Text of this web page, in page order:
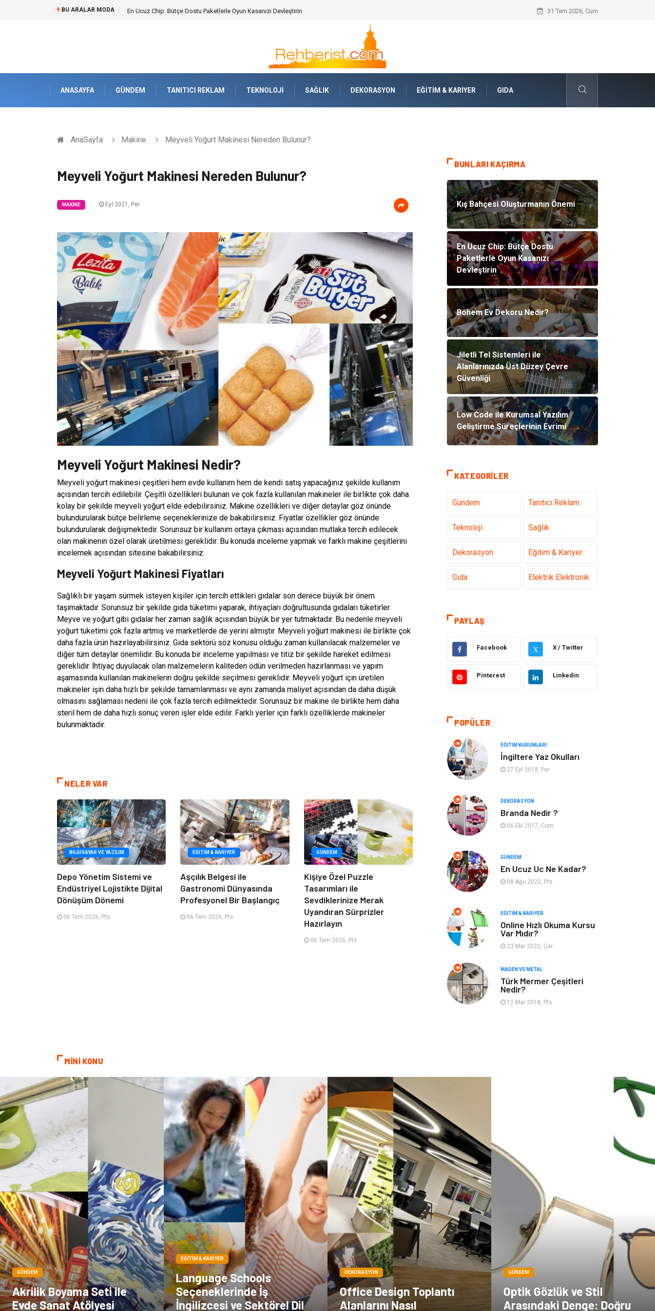
BU ARALAR MODA Bohem Ev Dekoru Nedir? Jiletli Tel Sistemleri ile Alanlarınızda
31 Tem 2026, Cum
ANASAYFA GÜNDEM TANITICI REKLAM TEKNOLOJI SAĞLIK DEKORASYON EĞITIM & KARIYER GIDA
AnaSayfa Makine Meyveli Yoğurt Makinesi Nereden Bulunur?
Meyveli Yoğurt Makinesi Nereden Bulunur?
MAKINE Eyl 2021, Per
Meyveli Yoğurt Makinesi Nedir?
Meyveli yoğurt makinesi çeşitleri hem evde kullanım hem de kendi satış yapacağınız şekilde kullanım
açısından tercih edilebilir. Çeşitli özellikleri bulunan ve çok fazla kullanılan makineler ile birlikte çok daha
kolay bir şekilde meyveli yoğurt elde edebilirsiniz. Makine özellikleri ve diğer detaylar göz önünde
bulundurularak bütçe belirleme seçeneklerinize de bakabilirsiniz. Fiyatlar özellikler göz önünde
bulundurularak değişmektedir. Sorunsuz bir kullanım ortaya çıkması açısından mutlaka tercih edilecek
olan makinenin özel olarak üretilmesi gereklidir. Bu konuda inceleme yapmak ve farklı makine çeşitlerini
incelemek açısından sitesine bakabilirsiniz.
Meyveli Yoğurt Makinesi Fiyatları
Sağlıklı bir yaşam sürmek isteyen kişiler için tercih ettikleri gıdalar son derece büyük bir önem
taşımaktadır. Sorunsuz bir şekilde gıda tüketimi yaparak, ihtiyaçları doğrultusunda gıdaları tüketirler.
Meyve ve yoğurt gibi gıdalar her zaman sağlık açısından büyük bir yer tutmaktadır. Bu nedenle meyveli
yoğurt tüketimi çok fazla artmış ve marketlerde de yerini almıştır. Meyveli yoğurt makinesi ile birlikte çok
daha fazla ürün hazırlayabilirsiniz. Gıda sektörü söz konusu olduğu zaman kullanılacak malzemeler ve
diğer tüm detaylar önemlidir. Bu konuda bir inceleme yapılması ve titiz bir şekilde hareket edilmesi
gereklidir. İhtiyaç duyulacak olan malzemelerin kaliteden ödün verilmeden hazırlanması ve yapım
aşamasında kullanılan makinelerin doğru şekilde seçilmesi gereklidir. Meyveli yoğurt için üretilen
makineler işin daha hızlı bir şekilde tamamlanması ve aynı zamanda maliyet açısından da daha düşük
olmasını sağlaması nedeni ile çok fazla tercih edilmektedir. Sorunsuz bir makine ile birlikte hem daha
steril hem de daha hızlı sonuç veren işler elde edilir. Farklı yerler için farklı özelliklerde makineler
bulunmaktadır.
NELER VAR
BILGISAYAR VE YAZILIM
Depo Yönetim Sistemi ve
Endüstriyel Lojistikte Dijital
Dönüşüm Dönemi
06 Tem 2026, Pts
EĞITIM & KARIYER
Aşçılık Belgesi ile
Gastronomi Dünyasında
Profesyonel Bir Başlangıç
06 Tem 2026, Pts
GÜNDEM
Kişiye Özel Puzzle
Tasarımları ile
Sevdiklerinize Merak
Uyandıran Sürprizler
Hazırlayın
06 Tem 2026, Pts
BUNLARI KAÇIRMA
Kış Bahçesi Oluşturmanın Önemi
En Ucuz Chip: Bütçe Dostu
Paketlerle Oyun Kasanızı
Devleştirin
Bohem Ev Dekoru Nedir?
Jiletli Tel Sistemleri ile
Alanlarınızda Üst Düzey Çevre
Güvenliği
Low Code ile Kurumsal Yazılım
Geliştirme Süreçlerinin Evrimi
KATEGORILER
Gündem Tanıtıcı Reklam
Teknoloji Sağlık
Dekorasyon Eğitim & Kariyer
Gıda Elektrik Elektronik
Yazılım
Taşımacılık
Hukuk Giyim
Yapı İnşaat
Tatil Eğlence
Bahçe Ev Maden ve Metal
Hizmet Eğitim Kurumları
Organizasyon Plastik
Emlak
Finans & Ekonomi Mobilya
Ürünler
Aksesuar İnternet
Nakliyat
Bebek Giyim Alüminyum
Spor Malzemeleri
Moda
Bakım
PAYLAŞ
Facebook X X / Twitter
Pinterest Linkedin
POPÜLER
EĞITIM KURUMLARI
İngiltere Yaz Okulları
27 Eyl 2018, Per
DEKORASYON
Branda Nedir ?
06 Eki 2017, Cum
GÜNDEM
En Ucuz Uc Ne Kadar?
08 Ağu 2022, Pts
EĞITIM & KARIYER
Online Hızlı Okuma Kursu
Var Mıdır?
23 Mar 2022, Çar
MADEN VE METAL
Türk Mermer Çeşitleri
Nedir?
12 Mar 2018, Pts
MİNİ KONU
GÜNDEM
Akrilik Boyama Seti ile
Evde Sanat Atölyesi
EĞITIM & KARIYER
Language Schools
Seçeneklerinde İş
İngilizcesi ve Sektörel Dil
DEKORASYON
Office Design Toplantı
Alanlarını Nasıl
GÜNDEM
Optik Gözlük ve Stil
Arasındaki Denge: Doğru